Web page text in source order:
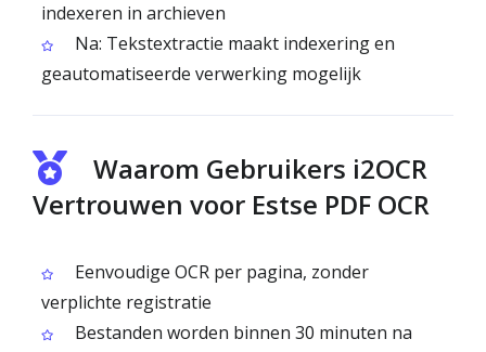
indexeren in archieven
Na: Tekstextractie maakt indexering en
geautomatiseerde verwerking mogelijk
Waarom Gebruikers i2OCR
Vertrouwen voor Estse PDF OCR
Eenvoudige OCR per pagina, zonder
verplichte registratie
Bestanden worden binnen 30 minuten na